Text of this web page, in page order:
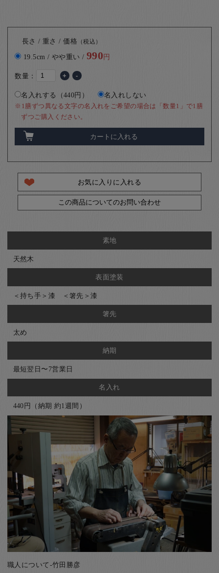
長さ / 重さ / 価格 （税込）
19.5cm / やや重い / 990円
数量： + -
名入れする（440円） 名入れしない
※1膳ずつ異なる文字の名入れをご希望の場合は「数量1」で1膳
ずつご購入ください。
カートに入れる
お気に入りに入れる
この商品についてのお問い合わせ
素地
天然木
表面塗装
＜持ち手＞漆 ＜箸先＞漆
箸先
太め
納期
最短翌日〜7営業日
名入れ
440円（納期 約1週間）
職人について-竹田勝彦